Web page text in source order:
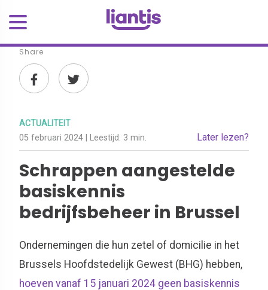
Share
ACTUALITEIT
05 februari 2024 | Leestijd: 3 min. Later lezen?
Schrappen aangestelde
basiskennis
bedrijfsbeheer in Brussel
Ondernemingen die hun zetel of domicilie in het
Brussels Hoofdstedelijk Gewest (BHG) hebben,
hoeven vanaf 15 januari 2024 geen basiskennis